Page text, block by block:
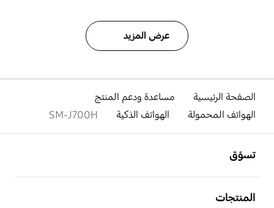
عرض المزيد
الصفحة الرئيسية
مساعدة ودعم المنتج
الهواتف المحمولة
الهواتف الذكية SM-J700H
تسوّق
المنتجات